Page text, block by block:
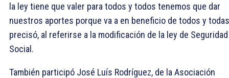
la ley tiene que valer para todos y todos tenemos que dar
nuestros aportes porque va a en beneficio de todos y
precisó, al referirse a la modificación de la ley de Seguridad
Social.
También participó José Luís Rodríguez, de la Asociación